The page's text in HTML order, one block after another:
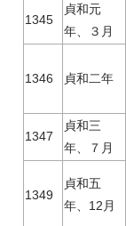
1345
貞和元
年、３月
1346 貞和二年
1347
貞和三
年、７月
1349
貞和五
年、12月